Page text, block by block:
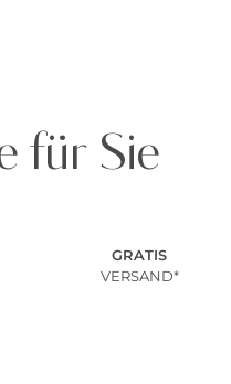
für Sie
GRATIS
VERSAND*